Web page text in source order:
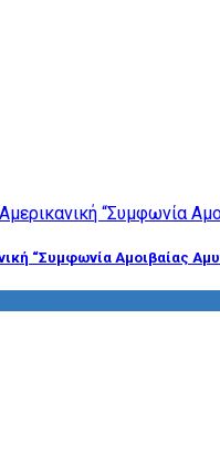
“Συμφωνία Αμοιβαίας